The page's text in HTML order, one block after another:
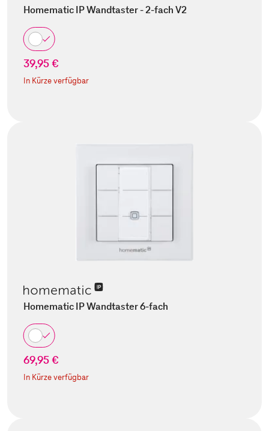
Homematic IP Wandtaster - 2-fach V2
39,95 €
In Kürze verfügbar
Homematic IP Wandtaster 6-fach
69,95 €
In Kürze verfügbar